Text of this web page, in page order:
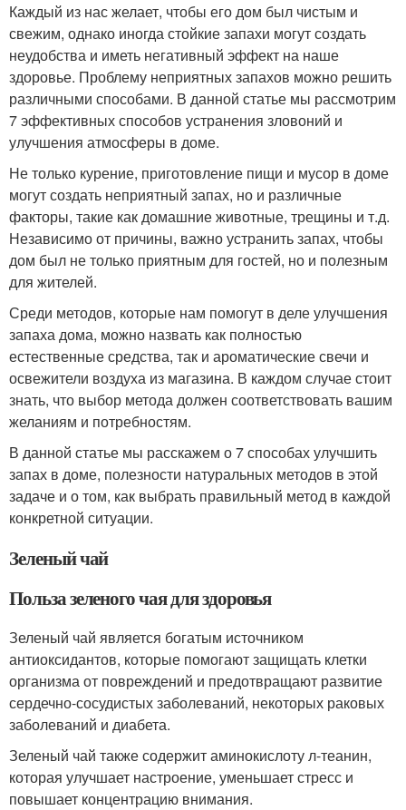
Каждый из нас желает, чтобы его дом был чистым и
свежим, однако иногда стойкие запахи могут создать
неудобства и иметь негативный эффект на наше
здоровье. Проблему неприятных запахов можно решить
различными способами. В данной статье мы рассмотрим
7 эффективных способов устранения зловоний и
улучшения атмосферы в доме.
Не только курение, приготовление пищи и мусор в доме
могут создать неприятный запах, но и различные
факторы, такие как домашние животные, трещины и т.д.
Независимо от причины, важно устранить запах, чтобы
дом был не только приятным для гостей, но и полезным
для жителей.
Среди методов, которые нам помогут в деле улучшения
запаха дома, можно назвать как полностью
естественные средства, так и ароматические свечи и
освежители воздуха из магазина. В каждом случае стоит
знать, что выбор метода должен соответствовать вашим
желаниям и потребностям.
В данной статье мы расскажем о 7 способах улучшить
запах в доме, полезности натуральных методов в этой
задаче и о том, как выбрать правильный метод в каждой
конкретной ситуации.
Зеленый чай
Польза зеленого чая для здоровья
Зеленый чай является богатым источником
антиоксидантов, которые помогают защищать клетки
организма от повреждений и предотвращают развитие
сердечно-сосудистых заболеваний, некоторых раковых
заболеваний и диабета.
Зеленый чай также содержит аминокислоту л-теанин,
которая улучшает настроение, уменьшает стресс и
повышает концентрацию внимания.